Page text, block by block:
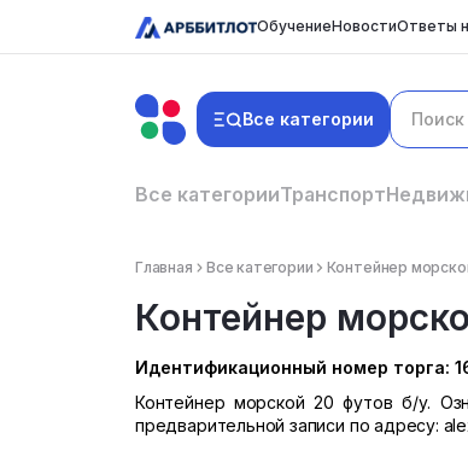
ОбучениеНовостиОтветы
Все категории
Все категорииТранспорт
Главная Все категории Контейнер
Контейнер
Идентификационный номер торга:
Контейнер морской 20 футов б/у.
предварительной записи по адресу: